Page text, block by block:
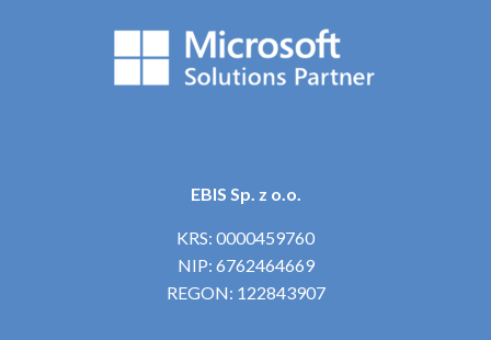
EBIS Sp. z o.o.
KRS: 0000459760
NIP: 6762464669
REGON: 122843907